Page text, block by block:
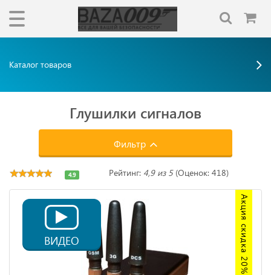
Каталог товаров
Глушилки сигналов
Фильтр
Акция скидка 20%
ВИДЕО
4.9 Рейтинг: 4,9 из 5(Оценок: 418)